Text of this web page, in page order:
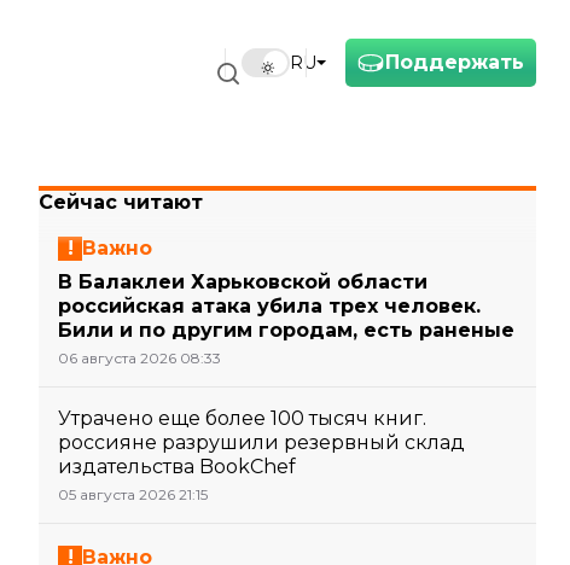
Поддержать
RU
Сейчас читают
Важно
В Балаклеи Харьковской области
российская атака убила трех человек.
Били и по другим городам, есть раненые
06 августа 2026 08:33
Утрачено еще более 100 тысяч книг.
россияне разрушили резервный склад
издательства BookChef
05 августа 2026 21:15
Важно